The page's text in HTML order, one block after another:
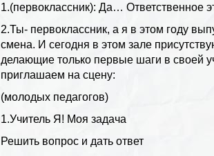
1.(первоклассник): Да… Ответственное
2.Ты- первоклассник, а я в этом году
смена. И сегодня в этом зале
делающие только первые шаги в своей
приглашаем на сцену:
(молодых педагогов)
1.Учитель Я! Моя задача
Решить вопрос и дать ответ